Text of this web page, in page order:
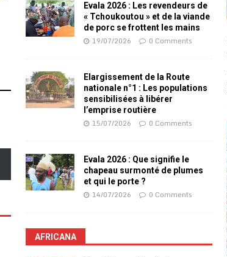
Evala 2026 : Les revendeurs de
« Tchoukoutou » et de la viande
de porc se frottent les mains
19/07/2026 0 Comments
Elargissement de la Route
nationale n°1 : Les populations
sensibilisées à libérer
l’emprise routière
15/07/2026 0 Comments
Evala 2026 : Que signifie le
chapeau surmonté de plumes
et qui le porte ?
14/07/2026 0 Comments
AFRICANA